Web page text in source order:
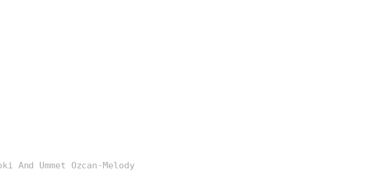
And Ummet Ozcan-Melody